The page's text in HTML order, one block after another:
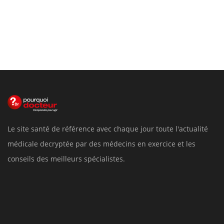
Le site santé de référence avec chaque jour toute l'actualité
médicale decryptée par des médecins en exercice et les
conseils des meilleurs spécialistes.